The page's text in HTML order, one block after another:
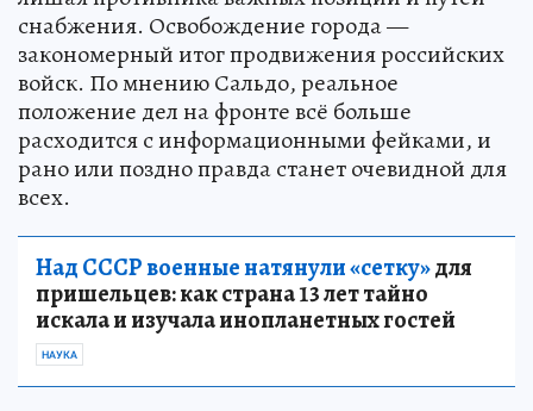
снабжения. Освобождение города —
закономерный итог продвижения российских
войск. По мнению Сальдо, реальное
положение дел на фронте всё больше
расходится с информационными фейками, и
рано или поздно правда станет очевидной для
всех.
Над СССР военные натянули «сетку»для
пришельцев: как страна 13 лет тайно
искала и изучала инопланетных гостей
НАУКА